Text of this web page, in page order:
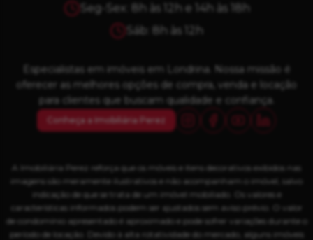
Seg-Sex: 8h às 12h e 14h às 18h
Sáb: 8h às 12h
Especialistas em imóveis em Londrina. Nossa missão é
oferecer as melhores opções de compra, venda e locação
para clientes que buscam qualidade e confiança.
Conheça a Imobiliária Perez
A Imobiliária Perez reforça que os móveis e itens decorativos exibidos nas
imagens são meramente ilustrativos e não acompanham o imóvel, salvo
indicação de que se trata de um imóvel mobiliado. Os valores e
características informados podem ser ajustados sem aviso prévio. O valor
de condomínio apresentado é aproximado e pode sofrer variações durante o
período de locação. Devido à alta rotatividade do mercado, alguns imóveis